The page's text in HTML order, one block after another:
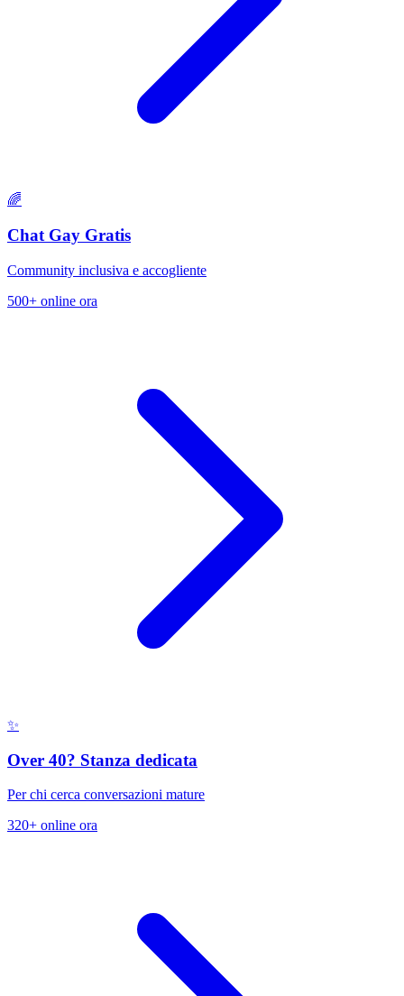
🌈
Chat Gay Gratis
Community inclusiva e accogliente
500+ online ora
✨
Over 40? Stanza dedicata
Per chi cerca conversazioni mature
320+ online ora